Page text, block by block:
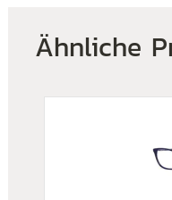
Ähnliche